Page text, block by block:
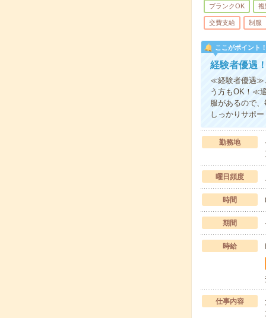
ブランクOK 複
交費支給 制服
ここがポイント
経験者優遇
≪経験者優遇≫
う方もOK！≪
服があるので
しっかりサポ
勤務地
曜日頻度
時間
期間
時給
仕事内容